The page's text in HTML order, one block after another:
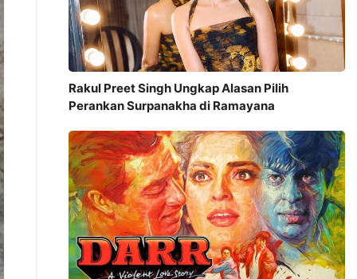
Rakul Preet Singh Ungkap Alasan Pilih
Perankan Surpanakha di Ramayana